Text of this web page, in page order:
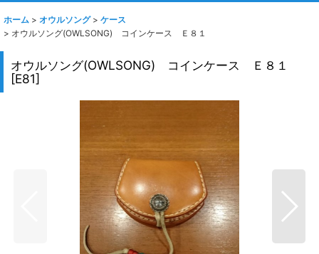
ホーム > オウルソング > ケース
> オウルソング(OWLSONG) コインケース Ｅ８１
オウルソング(OWLSONG) コインケース Ｅ８１
[E81]